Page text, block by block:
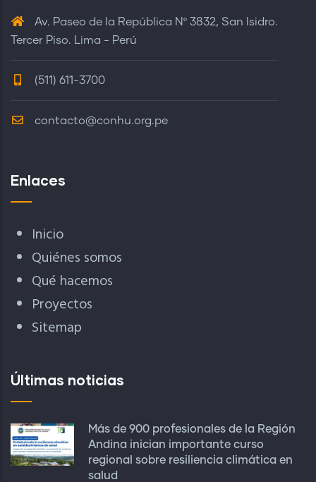
Av. Paseo de la República Nº 3832, San Isidro.
Tercer Piso. Lima - Perú
(511) 611-3700
contacto@conhu.org.pe
Enlaces
Inicio
Quiénes somos
Qué hacemos
Proyectos
Sitemap
Últimas noticias
Más de 900 profesionales de la Región
Andina inician importante curso
regional sobre resiliencia climática en
salud